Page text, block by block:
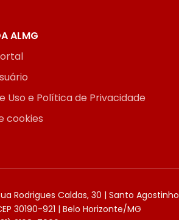
ALMG
Uso e Política de Privacidade
cookies
Rodrigues Caldas, 30 | Santo Agostinho
30190-921 | Belo Horizonte/MG